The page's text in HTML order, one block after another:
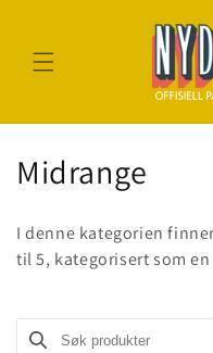
S
m
Midrange
I denne kategorien
til 5, kategorisert som
Søk produkter
Use this input to search